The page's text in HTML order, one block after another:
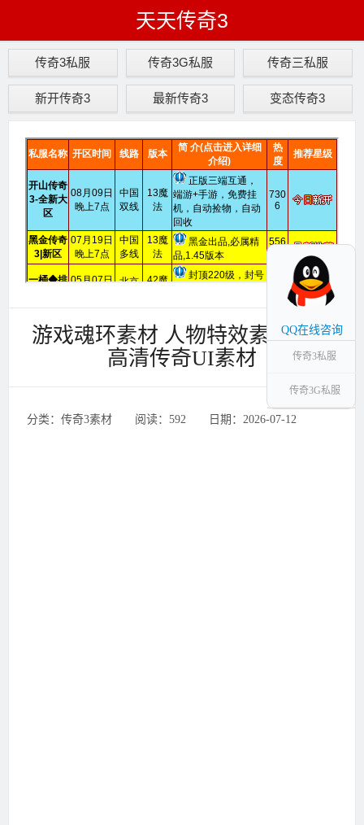
天天传奇3
传奇3私服 传奇3G私服 传奇三私服
新开传奇3 最新传奇3 变态传奇3
游戏魂环素材 人物特效素材下载
高清传奇UI素材
分类：传奇3素材 ‌‍阅读：592 ‌‍日期：2026-07-12
QQ在线咨询
传奇3私服
传奇3G私服